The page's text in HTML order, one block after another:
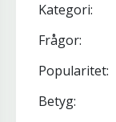
Kategori:
Frågor:
Popularitet:
Betyg: